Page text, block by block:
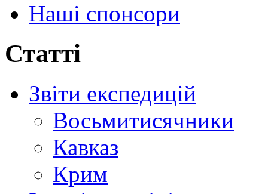
Наші спонсори
Статті
Звіти експедицій
Восьмитисячники
Кавказ
Крим